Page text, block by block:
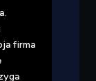
firma